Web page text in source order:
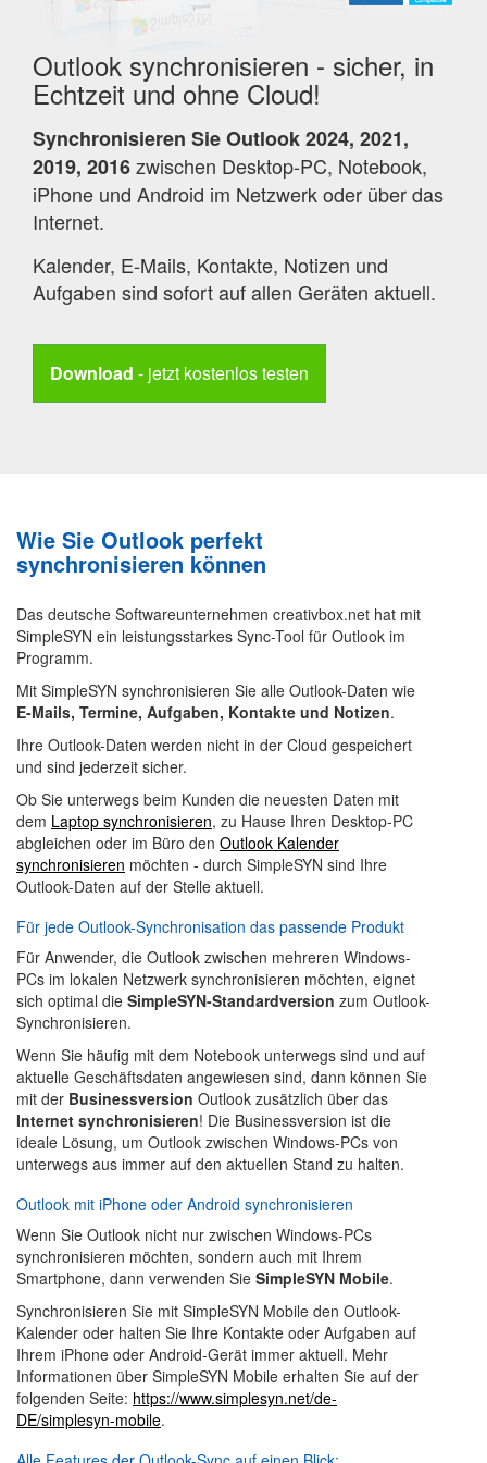
Outlook synchronisieren - sicher, in
Echtzeit und ohne Cloud!
Synchronisieren Sie Outlook 2024, 2021,
2019, 2016zwischen Desktop-PC, Notebook,
iPhone und Android im Netzwerk oder über das
Internet.
Kalender, E-Mails, Kontakte, Notizen und
Aufgaben sind sofort auf allen Geräten aktuell.
Download - jetzt kostenlos testen
Wie Sie Outlook perfekt
synchronisieren können
Das deutsche Softwareunternehmen creativbox.net hat mit
SimpleSYN ein leistungsstarkes Sync-Tool für Outlook im
Programm.
Mit SimpleSYN synchronisieren Sie alle Outlook-Daten wie
E-Mails, Termine, Aufgaben, Kontakte und Notizen.
Ihre Outlook-Daten werden nicht in der Cloud gespeichert
und sind jederzeit sicher.
Ob Sie unterwegs beim Kunden die neuesten Daten mit
dem Laptop synchronisieren, zu Hause Ihren Desktop-PC
abgleichen oder im Büro den Outlook Kalender
synchronisieren möchten - durch SimpleSYN sind Ihre
Outlook-Daten auf der Stelle aktuell.
Für jede Outlook-Synchronisation das passende Produkt
Für Anwender, die Outlook zwischen mehreren Windows-
PCs im lokalen Netzwerk synchronisieren möchten, eignet
sich optimal die SimpleSYN-Standardversion zum Outlook-
Synchronisieren.
Wenn Sie häufig mit dem Notebook unterwegs sind und auf
aktuelle Geschäftsdaten angewiesen sind, dann können Sie
mit der Businessversion Outlook zusätzlich über das
Internet synchronisieren! Die Businessversion ist die
ideale Lösung, um Outlook zwischen Windows-PCs von
unterwegs aus immer auf den aktuellen Stand zu halten.
Outlook mit iPhone oder Android synchronisieren
Wenn Sie Outlook nicht nur zwischen Windows-PCs
synchronisieren möchten, sondern auch mit Ihrem
Smartphone, dann verwenden Sie SimpleSYN Mobile.
Synchronisieren Sie mit SimpleSYN Mobile den Outlook-
Kalender oder halten Sie Ihre Kontakte oder Aufgaben auf
Ihrem iPhone oder Android-Gerät immer aktuell. Mehr
Informationen über SimpleSYN Mobile erhalten Sie auf der
folgenden Seite: https://www.simplesyn.net/de-
DE/simplesyn-mobile.